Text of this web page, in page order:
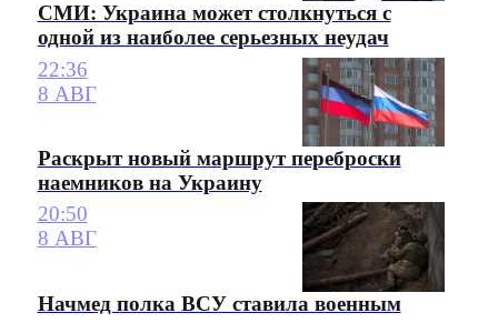
СМИ: Украина может столкнуться с
одной из наиболее серьезных неудач
22:36
8 АВГ
Раскрыт новый маршрут переброски
наемников на Украину
20:50
8 АВГ
Начмед полка ВСУ ставила военным